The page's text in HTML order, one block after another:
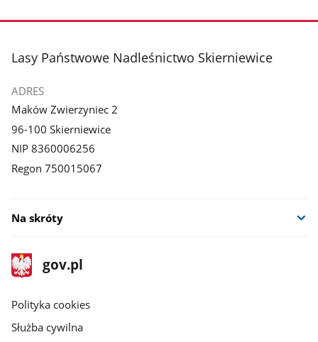
stopka
Lasy Państwowe Nadleśnictwo Skierniewice
ADRES
Maków Zwierzyniec 2
96-100 Skierniewice
NIP 8360006256
Regon 750015067
Na skróty
stopka
gov.pl
Strona
gov.pl
gov.pl
Polityka cookies
Służba cywilna